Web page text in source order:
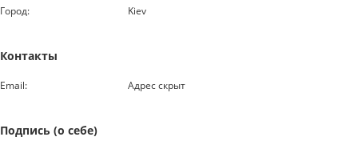
Город:
Kiev
Контакты
Email: Адрес скрыт
Подпись (о себе)